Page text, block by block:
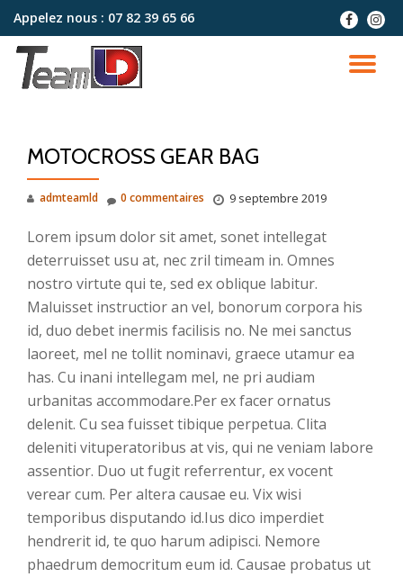
Aller
contenu
Appelez nous : 07 82 39 65 66
fa-
facebook
fa-
MOTOCROSS GEAR BAG
admteamld 9 septembre 2019
0 commentaires
Lorem ipsum dolor sit amet, sonet intellegat
deterruisset usu at, nec zril timeam in. Omnes
nostro virtute qui te, sed ex oblique labitur.
Maluisset instructior an vel, bonorum corpora his
id, duo debet inermis facilisis no. Ne mei sanctus
laoreet, mel ne tollit nominavi, graece utamur ea
has. Cu inani intellegam mel, ne pri audiam
urbanitas accommodare.Per ex facer ornatus
delenit. Cu sea fuisset tibique perpetua. Clita
deleniti vituperatoribus at vis, qui ne veniam labore
assentior. Duo ut fugit referrentur, ex vocent
verear cum. Per altera causae eu. Vix wisi
temporibus disputando id.Ius dico imperdiet
hendrerit id, te quo harum adipisci. Nemore
phaedrum democritum eum id. Causae probatus ut